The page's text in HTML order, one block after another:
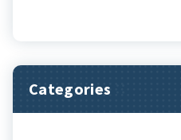
Categories